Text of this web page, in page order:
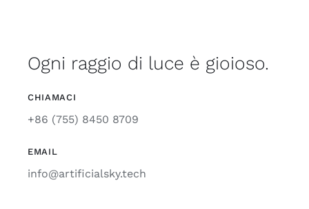
Ogni raggio di luce è gioioso.
CHIAMACI
+86 (755) 8450 8709
EMAIL
info@artificialsky.tech